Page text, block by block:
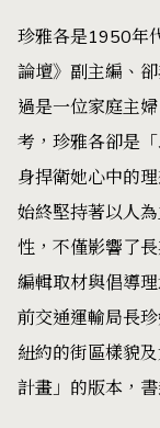
珍雅各是1950年
論壇》副主編、
過是一位家庭主
考，珍雅各卻是
身捍衛她心中的
始終堅持著以人
性，不僅影響了
編輯取材與倡導
前交通運輸局長
紐約的街區樣貌
計畫」的版本，書